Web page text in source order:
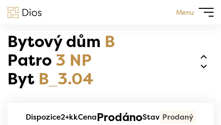
Menu
Bytový dům B
Patro 3 NP
Byt B_3.04
Dispozice2+kkCenaProdánoStav Prodaný